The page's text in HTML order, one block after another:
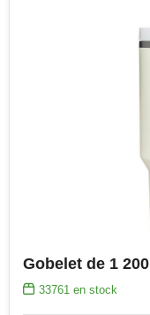
Gobelet de 1
33761en stock